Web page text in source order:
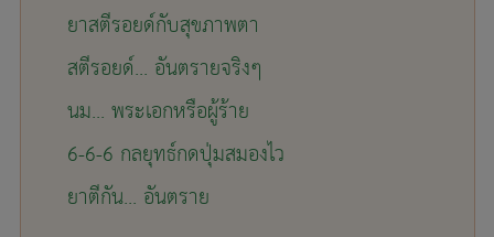
ยาสตีรอยด์กับสุขภาพตา
สตีรอยด์... อันตรายจริงๆ
นม... พระเอกหรือผู้ร้าย
6-6-6 กลยุทธ์กดปุ่มสมองไว
ยาตีกัน... อันตราย